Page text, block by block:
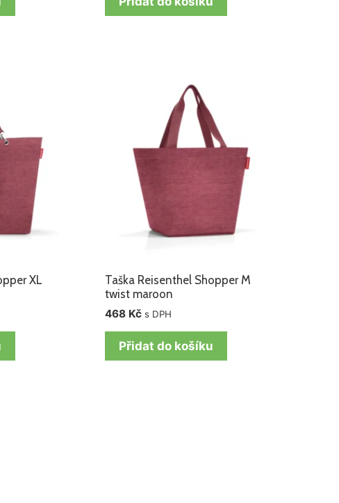
XL
Taška Reisenthel Shopper M
twist maroon
468 Kč s DPH
Přidat do košíku